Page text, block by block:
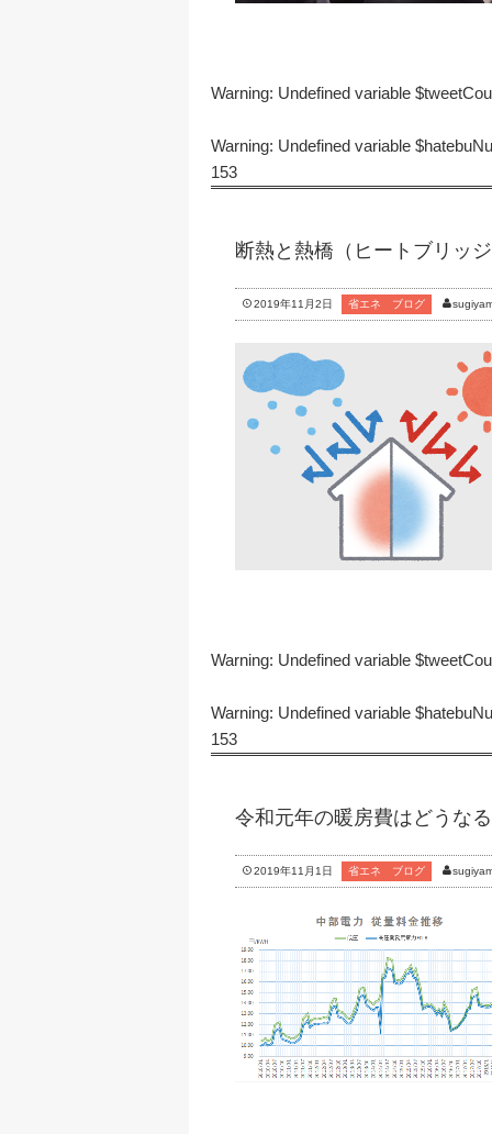
Warning: Undefined variable
Warning: Undefined variable
153
断熱と熱橋（ヒートブリッジ
2019年11月2日 省エネ ブログ
Warning: Undefined variable
Warning: Undefined variable
153
令和元年の暖房費はどうな
2019年11月1日 省エネ ブログ